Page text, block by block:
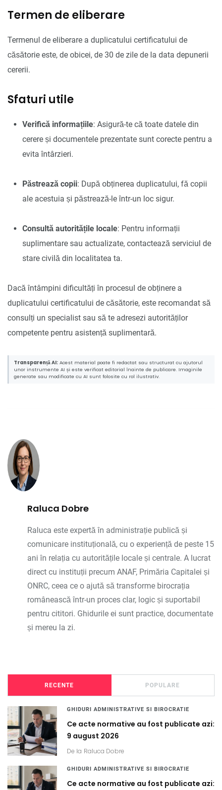
Termen de eliberare
Termenul de eliberare a duplicatului certificatului de
căsătorie este, de obicei, de 30 de zile de la data depunerii
cererii.
Sfaturi utile
Verifică informațiile: Asigură-te că toate datele din
cerere și documentele prezentate sunt corecte pentru a
evita întârzieri.
Păstrează copii: După obținerea duplicatului, fă copii
ale acestuia și păstrează-le într-un loc sigur.
Consultă autoritățile locale: Pentru informații
suplimentare sau actualizate, contactează serviciul de
stare civilă din localitatea ta.
Dacă întâmpini dificultăți în procesul de obținere a
duplicatului certificatului de căsătorie, este recomandat să
consulți un specialist sau să te adresezi autorităților
competente pentru asistență suplimentară.
Transparență AI: Acest material poate fi redactat sau structurat cu ajutorul
unor instrumente AI și este verificat editorial înainte de publicare. Imaginile
generate sau modificate cu AI sunt folosite cu rol ilustrativ.
Raluca Dobre
Raluca este expertă în administrație publică și
comunicare instituțională, cu o experiență de peste 15
ani în relația cu autoritățile locale și centrale. A lucrat
direct cu instituții precum ANAF, Primăria Capitalei și
ONRC, ceea ce o ajută să transforme birocrația
românească într-un proces clar, logic și suportabil
pentru cititori. Ghidurile ei sunt practice, documentate
și mereu la zi.
RECENTE POPULARE
GHIDURI ADMINISTRATIVE SI BIROCRATIE
Ce acte normative au fost publicate azi:
9 august 2026
De la Raluca Dobre
GHIDURI ADMINISTRATIVE SI BIROCRATIE
Ce acte normative au fost publicate azi: